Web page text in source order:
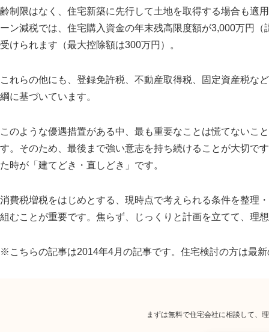
齢制限はなく、住宅新築に先行して土地を取得する場合も適
ーン減税では、住宅購入資金の年末残高限度額が3,000万円
受けられます（最大控除額は300万円）。
これらの他にも、登録免許税、不動産取得税、固定資産税
綱に基づいています。
このような優遇措置がある中、最も重要なことは慌てないこ
す。そのため、最後まで強い意志を持ち続けることが大切で
た時が
建てどき・直しどき です。
消費税増税をはじめとする、現時点で考えられる条件を整理
組むことが重要です。焦らず、じっくりと計画を立てて、理
※こちらの記事は2014年4月の記事です。住宅検討の方は最
まずは無料で住宅会社に相談して、